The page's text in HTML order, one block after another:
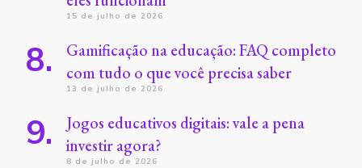
15 de julho de 2026
Gamificação na educação: FAQ completo
com tudo o que você precisa saber
13 de julho de 2026
Jogos educativos digitais: vale a pena
investir agora?
8 de julho de 2026